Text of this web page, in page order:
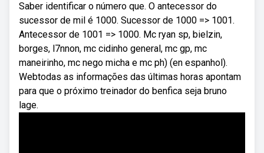
Saber identificar o número que. O antecessor do
sucessor de mil é 1000. Sucessor de 1000 => 1001.
Antecessor de 1001 => 1000. Mc ryan sp, bielzin,
borges, l7nnon, mc cidinho general, mc gp, mc
maneirinho, mc nego micha e mc ph) (en espanhol).
Webtodas as informações das últimas horas apontam
para que o próximo treinador do benfica seja bruno
lage.